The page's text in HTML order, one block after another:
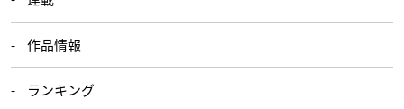
作品情報
ランキング